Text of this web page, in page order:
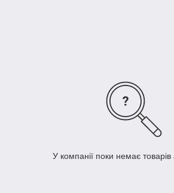
У компанії поки немає товарів